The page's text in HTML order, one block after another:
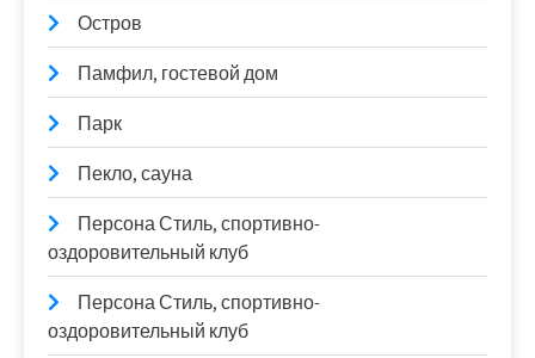
Остров
Памфил, гостевой дом
Парк
Пекло, сауна
Персона Стиль, спортивно-
оздоровительный клуб
Персона Стиль, спортивно-
оздоровительный клуб